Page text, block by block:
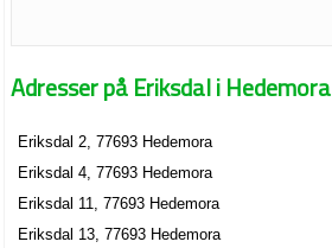
Adresser på Eriksdal i Hedemora
Eriksdal 2, 77693 Hedemora
Eriksdal 4, 77693 Hedemora
Eriksdal 11, 77693 Hedemora
Eriksdal 13, 77693 Hedemora